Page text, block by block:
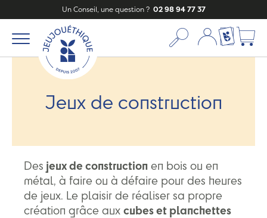
Un Conseil, une question ? 02 98 94 77 37
Mon compte
Ma liste
Jeux de construction
Des jeux de construction en bois ou en
métal, à faire ou à défaire pour des heures
de jeux. Le plaisir de réaliser sa propre
création grâce aux cubes et planchettes